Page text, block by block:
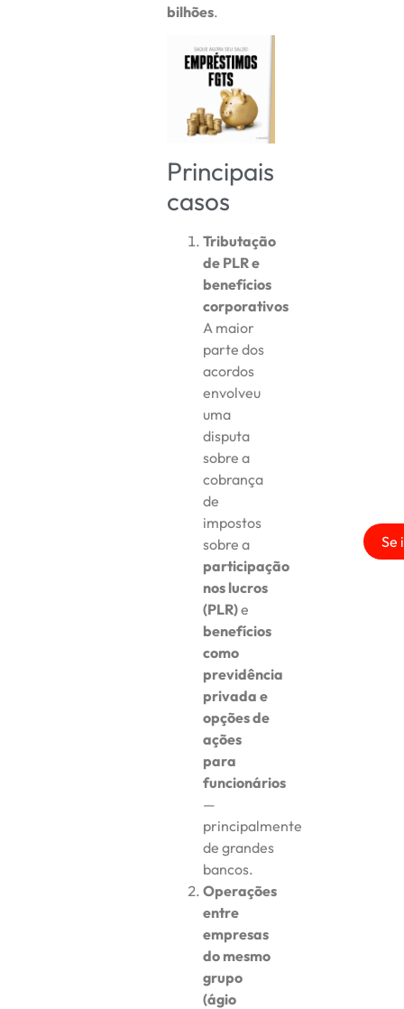
bilhões.
Principais
casos
Tributação
de PLR e
benefícios
corporativos
A maior
parte dos
acordos
envolveu
uma
disputa
sobre a
cobrança
de
impostos
sobre a
participação
nos lucros
(PLR)e
benefícios
como
previdência
privada e
opções de
ações
para
funcionários
—
principalmente
de grandes
bancos.
Operações
entre
empresas
do mesmo
grupo
(ágio
Se